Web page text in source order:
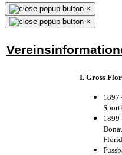
×
×
I. Gross
1897
1899